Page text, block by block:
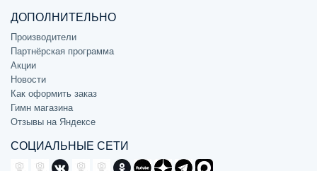
ДОПОЛНИТЕЛЬНО
Производители
Партнёрская программа
Акции
Новости
Как оформить заказ
Гимн магазина
Отзывы на Яндексе
СОЦИАЛЬНЫЕ СЕТИ